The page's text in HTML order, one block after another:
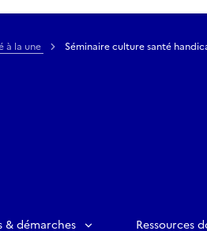
à la une Séminaire culture santé
& démarches Ressources